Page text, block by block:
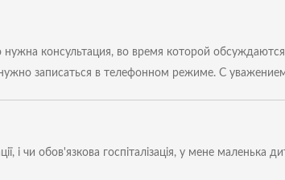
консультация, во время которой
записаться в телефонном режиме. С
і чи обов'язкова госпіталізація, у мене маленька